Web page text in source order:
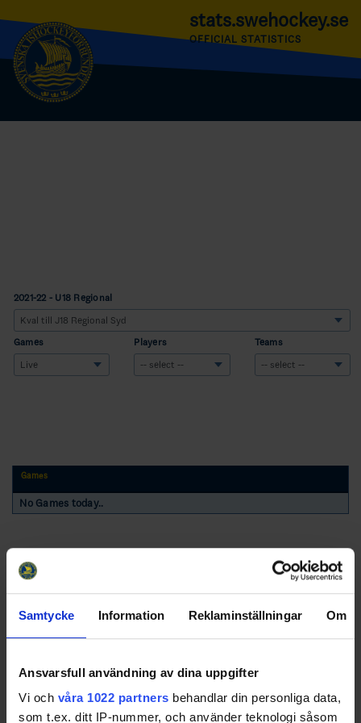
Samtycke Information Reklaminställningar Om
Ansvarsfull användning av dina uppgifter
Vi och våra 1022 partners behandlar din personliga data,
som t.ex. ditt IP-nummer, och använder teknologi såsom
stats.swehockey.se
OFFICIAL STATISTICS
2021-22 - U18 Regional
Games Players Teams
Games
No Games today..
Swehockey – Svenska Ishockeyförbundets officiella app
Swehockey ger dig tillgång till nyheter, livebevakning